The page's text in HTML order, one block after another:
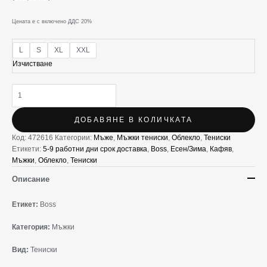
Цената е с включено ДДС 20%
L S XL
XXL
Изчистване
ДОБАВЯНЕ В КОЛИЧКАТА
Код: 472616 Категории: Мъже, Мъжки тениски, Облекло, Тениски
Етикети: 5-9 работни дни срок доставка, Boss, Есен/Зима, Кафяв,
Мъжки, Облекло, Тениски
Описание
Етикет: Boss
Категория: Мъжки
Вид: Тениски